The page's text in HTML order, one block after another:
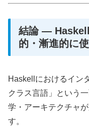
結論 ― Haskell
的・漸進的に
Haskellにおけるイン
クラス言語」という
学・アーキテクチャ
す。